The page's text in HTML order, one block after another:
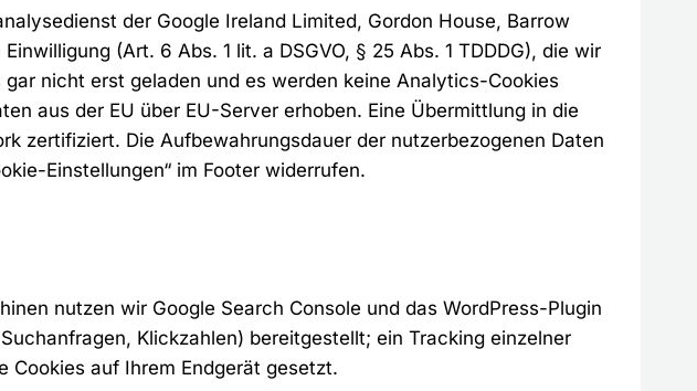
der Google Ireland Limited, Gordon House, Barrow
(Art. 6 Abs. 1 lit. a DSGVO, § 25 Abs. 1 TDDDG), die wir
nicht erst geladen und es werden keine Analytics-Cookies
aus der EU über EU-Server erhoben. Eine Übermittlung in die
zertifiziert. Die Aufbewahrungsdauer der nutzerbezogenen Daten
Einstellungen“ im Footer widerrufen.
nutzen wir Google Search Console und das WordPress-Plugin
Klickzahlen) bereitgestellt; ein Tracking einzelner
auf Ihrem Endgerät gesetzt.